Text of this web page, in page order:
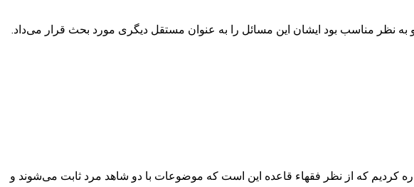
و به نظر مناسب بود ایشان این مسائل را به عنوان مستقل دیگری مورد بحث قرار می‌داد.
به آن اشاره کردیم که از نظر فقهاء قاعده این است که موضوعات با دو شاهد مرد ثابت می‌شوند و